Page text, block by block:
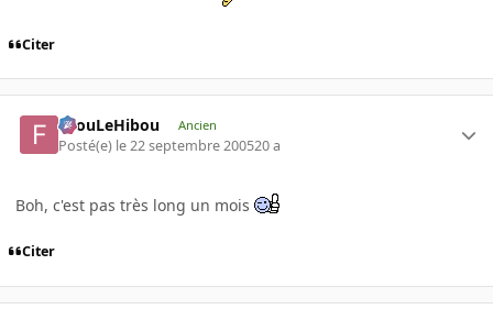
Citer
FilouLeHibou Ancien
Posté(e) le 22 septembre 200520 a
Boh, c'est pas très long un mois
Citer